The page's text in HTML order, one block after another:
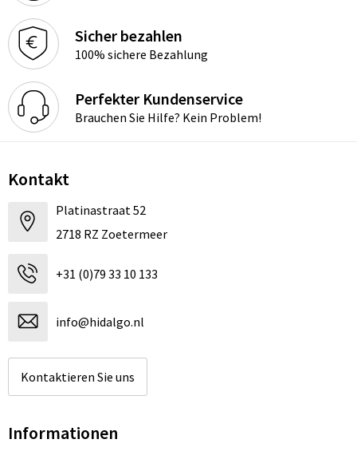
Sicher bezahlen
100% sichere Bezahlung
Perfekter Kundenservice
Brauchen Sie Hilfe? Kein Problem!
Kontakt
Platinastraat 52
2718 RZ Zoetermeer
+31 (0)79 33 10 133
info@hidalgo.nl
Kontaktieren Sie uns
Informationen